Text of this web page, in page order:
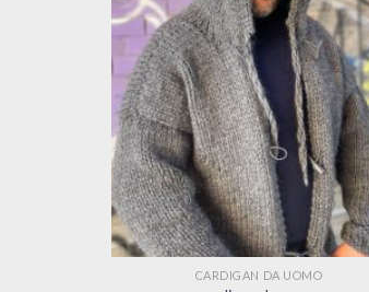
CARDIGAN DA UOMO